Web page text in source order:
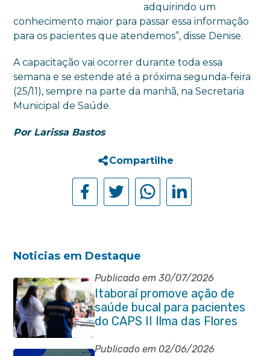
adquirindo um
conhecimento maior para passar essa informação
para os pacientes que atendemos”, disse Denise.
A capacitação vai ocorrer durante toda essa
semana e se estende até a próxima segunda-feira
(25/11), sempre na parte da manhã, na Secretaria
Municipal de Saúde.
Por Larissa Bastos
Compartilhe
Noticias em Destaque
Publicado em 30/07/2026
Itaboraí promove ação de
saúde bucal para pacientes
do CAPS II Ilma das Flores
Publicado em 02/06/2026